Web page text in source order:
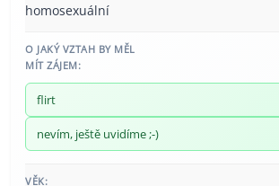
homosexuální
O JAKÝ VZTAH BY MĚL
MÍT ZÁJEM:
flirt
nevím, ještě uvidíme ;-)
VĚK: